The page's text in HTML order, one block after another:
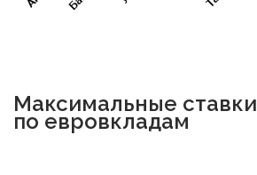
Максимальные ставки
по евровкладам